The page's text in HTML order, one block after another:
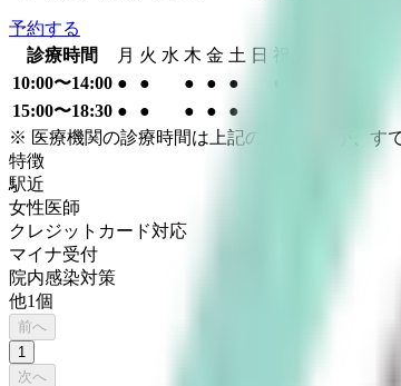
予約する
診療時間
月 火 水 木 金 土 日 祝
10:00〜14:00 ● ● ● ● ●
15:00〜18:30 ● ● ● ●
●
※ 医療機関の診療時間は上記の通りですが、す
特徴
駅近
女性医師
クレジットカード対応
マイナ受付
院内感染対策
他1個
前へ
1
次へ